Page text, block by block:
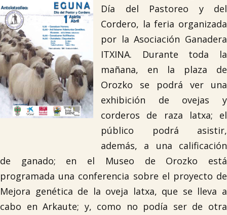
Día del Pastoreo y del
Cordero, la feria organizada
por la Asociación Ganadera
ITXINA. Durante toda la
mañana, en la plaza de
Orozko se podrá ver una
exhibición de ovejas y
corderos de raza latxa; el
público podrá asistir,
además, a una calificación
de ganado; en el Museo de Orozko está
programada una conferencia sobre el proyecto de
Mejora genética de la oveja latxa, que se lleva a
cabo en Arkaute; y, como no podía ser de otra